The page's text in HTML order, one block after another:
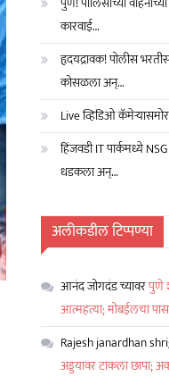
कारवाई…
हृदयद्रावक! पोलीस
कोसळला अन्…
Live व्हिडिओ
हिंजवडी IT पार्कमध्ये
धडकला अन्…
अलीकडील टिप्पण्या
आनंद जोगदंडच्यावरपुणे
आत्महत्या; मोबईलचा
Rajesh janardhan
अड्डयावर टाकला छापा;